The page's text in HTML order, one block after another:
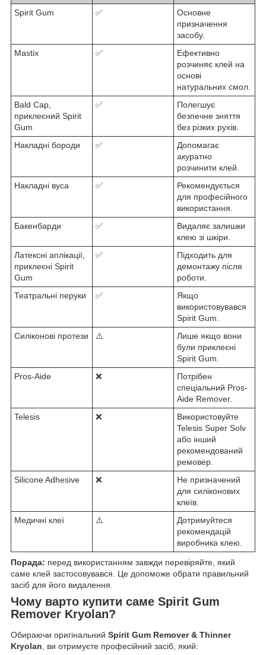
Spirit Gum ✅
Основне
призначення
засобу.
Mastix
✅
Ефективно
розчиняє клей на
основі
натуральних смол.
Bald Cap,
приклеєний Spirit
Gum
✅
Полегшує
безпечне зняття
без різких рухів.
Накладні бороди
✅
Допомагає
акуратно
розчинити клей.
Накладні вуса
✅
Рекомендується
для професійного
використання.
Бакенбарди
✅
Видаляє залишки
клею зі шкіри.
Латексні аплікації,
приклеєні Spirit
Gum
✅
Підходить для
демонтажу після
роботи.
Театральні перуки
✅
Якщо
використовувався
Spirit Gum.
Силіконові протези
⚠️
Лише якщо вони
були приклеєні
Spirit Gum.
Pros-Aide
❌
Потрібен
спеціальний Pros-
Aide Remover.
Telesis
❌
Використовуйте
Telesis Super Solv
або інший
рекомендований
ремовер.
Silicone Adhesive
❌
Не призначений
для силіконових
клеїв.
Медичні клеї
⚠️
Дотримуйтеся
рекомендацій
виробника клею.
Порада: перед використанням завжди перевіряйте, який
саме клей застосовувався. Це допоможе обрати правильний
засіб для його видалення.
Чому варто купити саме Spirit Gum
Remover Kryolan?
Обираючи оригінальний Spirit Gum Remover & Thinner
Kryolan, ви отримуєте професійний засіб, який: